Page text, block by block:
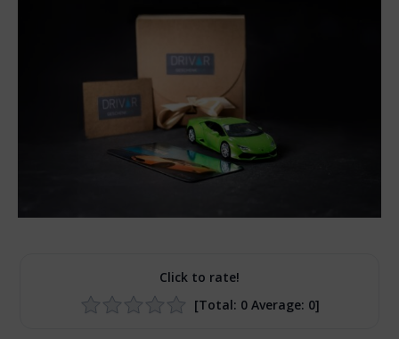
Click to rate!
[Total: 0Average: 0]